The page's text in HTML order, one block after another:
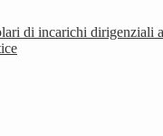
di incarichi dirigenziali